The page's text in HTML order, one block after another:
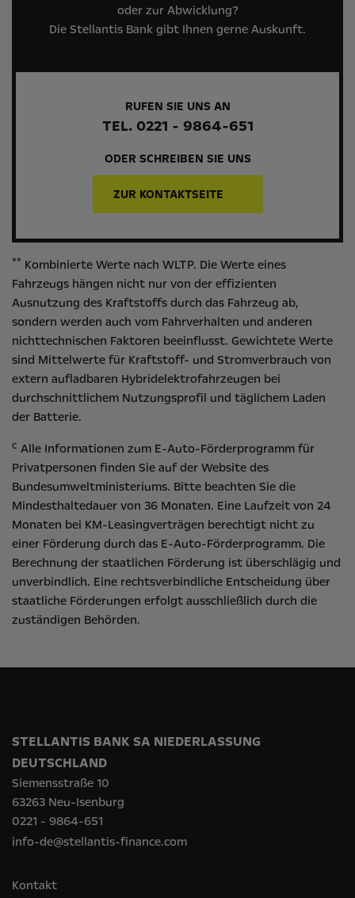
oder zur Abwicklung?
Die Stellantis Bank gibt Ihnen gerne Auskunft.
RUFEN SIE UNS AN
TEL. 0221 - 9864-651
ODER SCHREIBEN SIE UNS
ZUR KONTAKTSEITE
** Kombinierte Werte nach WLTP. Die Werte eines
Fahrzeugs hängen nicht nur von der effizienten
Ausnutzung des Kraftstoffs durch das Fahrzeug ab,
sondern werden auch vom Fahrverhalten und anderen
nichttechnischen Faktoren beeinflusst. Gewichtete Werte
sind Mittelwerte für Kraftstoff- und Stromverbrauch von
extern aufladbaren Hybridelektrofahrzeugen bei
durchschnittlichem Nutzungsprofil und täglichem Laden
der Batterie.
c Alle Informationen zum E-Auto-Förderprogramm für
Privatpersonen finden Sie auf der Website des
Bundesumweltministeriums. Bitte beachten Sie die
Mindesthaltedauer von 36 Monaten. Eine Laufzeit von 24
Monaten bei KM-Leasingverträgen berechtigt nicht zu
einer Förderung durch das E-Auto-Förderprogramm. Die
Berechnung der staatlichen Förderung ist überschlägig und
unverbindlich. Eine rechtsverbindliche Entscheidung über
staatliche Förderungen erfolgt ausschließlich durch die
zuständigen Behörden.
STELLANTIS BANK SA NIEDERLASSUNG
DEUTSCHLAND
Siemensstraße 10
63263 Neu-Isenburg
0221 - 9864-651
info-de@stellantis-finance.com
Kontakt